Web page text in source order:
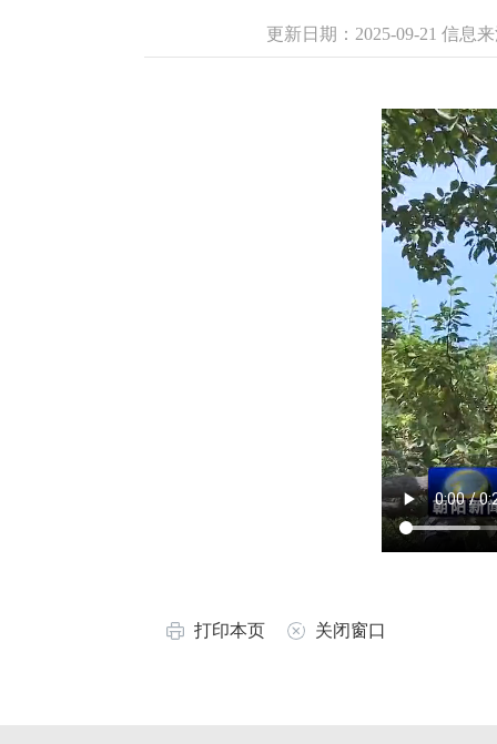
更新日期：2025-09-21 信息
打印本页 关闭窗口